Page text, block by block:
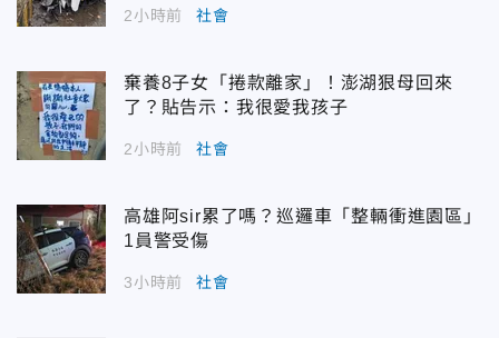
2小時前 社會
棄養8子女「捲款離家」！澎湖狠母回來
了？貼告示：我很愛我孩子
2小時前 社會
高雄阿sir累了嗎？巡邏車「整輛衝進園區」
1員警受傷
3小時前 社會